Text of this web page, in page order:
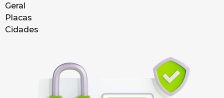
Geral
Placas
Cidades